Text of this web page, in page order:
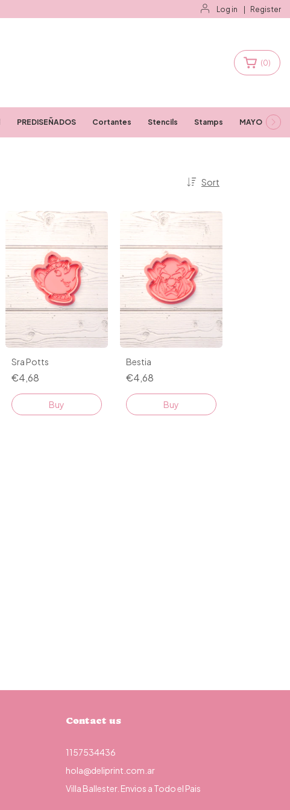
Log in Register
(0)
PREDISEÑADOS Cortantes Stencils Stamps MAYORISTAS
Sort
Sra Potts
€4,68
Buy
Bestia
€4,68
Buy
Contact us
1157534436
hola@deliprint.com.ar
Villa Ballester. Envios a Todo el Pais